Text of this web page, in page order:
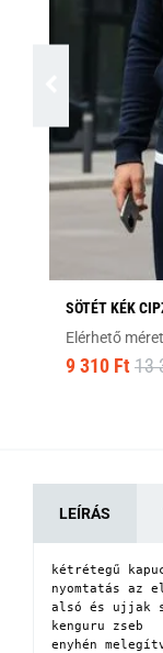
SÖTÉT KÉK
Elérhető
9 310 Ft 13
LEÍRÁS
kétrétegű
nyomtatás az
alsó és ujjak
kenguru zseb
enyhén